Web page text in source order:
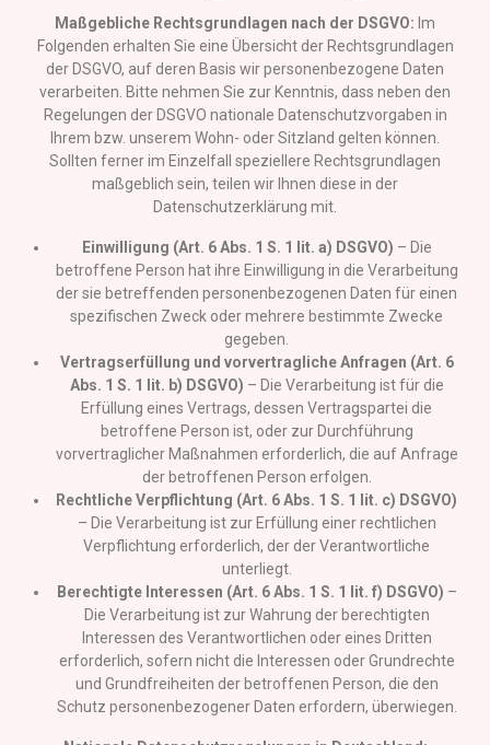
Maßgebliche Rechtsgrundlagen nach der DSGVO: Im
Folgenden erhalten Sie eine Übersicht der Rechtsgrundlagen
der DSGVO, auf deren Basis wir personenbezogene Daten
verarbeiten. Bitte nehmen Sie zur Kenntnis, dass neben den
Regelungen der DSGVO nationale Datenschutzvorgaben in
Ihrem bzw. unserem Wohn- oder Sitzland gelten können.
Sollten ferner im Einzelfall speziellere Rechtsgrundlagen
maßgeblich sein, teilen wir Ihnen diese in der
Datenschutzerklärung mit.
Einwilligung (Art. 6 Abs. 1 S. 1 lit. a) DSGVO) – Die
betroffene Person hat ihre Einwilligung in die Verarbeitung
der sie betreffenden personenbezogenen Daten für einen
spezifischen Zweck oder mehrere bestimmte Zwecke
gegeben.
Vertragserfüllung und vorvertragliche Anfragen (Art. 6
Abs. 1 S. 1 lit. b) DSGVO) – Die Verarbeitung ist für die
Erfüllung eines Vertrags, dessen Vertragspartei die
betroffene Person ist, oder zur Durchführung
vorvertraglicher Maßnahmen erforderlich, die auf Anfrage
der betroffenen Person erfolgen.
Rechtliche Verpflichtung (Art. 6 Abs. 1 S. 1 lit. c) DSGVO)
– Die Verarbeitung ist zur Erfüllung einer rechtlichen
Verpflichtung erforderlich, der der Verantwortliche
unterliegt.
Berechtigte Interessen (Art. 6 Abs. 1 S. 1 lit. f) DSGVO) –
Die Verarbeitung ist zur Wahrung der berechtigten
Interessen des Verantwortlichen oder eines Dritten
erforderlich, sofern nicht die Interessen oder Grundrechte
und Grundfreiheiten der betroffenen Person, die den
Schutz personenbezogener Daten erfordern, überwiegen.